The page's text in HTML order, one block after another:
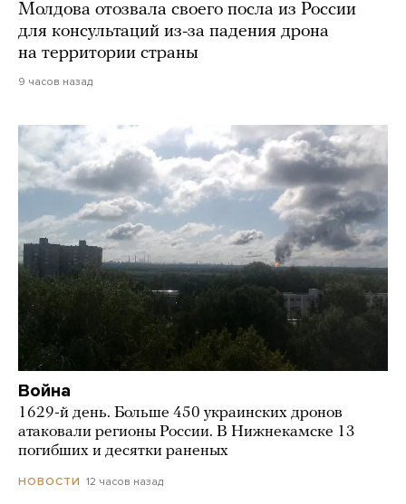
Молдова отозвала своего посла из России
для консультаций из-за падения дрона
на территории страны
9 часов назад
Война
1629-й день. Больше 450 украинских дронов
атаковали регионы России. В Нижнекамске 13
погибших и десятки раненых
НОВОСТИ 12 часов назад